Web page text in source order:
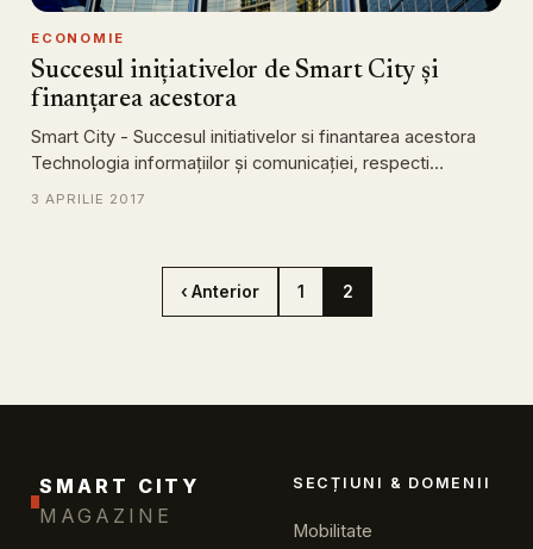
ECONOMIE
Succesul inițiativelor de Smart City și
finanțarea acestora
Smart City - Succesul initiativelor si finantarea acestora
Technologia informațiilor și comunicației, respecti…
3 APRILIE 2017
‹ Anterior 1 2
SMART CITY
MAGAZINE
SECȚIUNI & DOMENII
Mobilitate